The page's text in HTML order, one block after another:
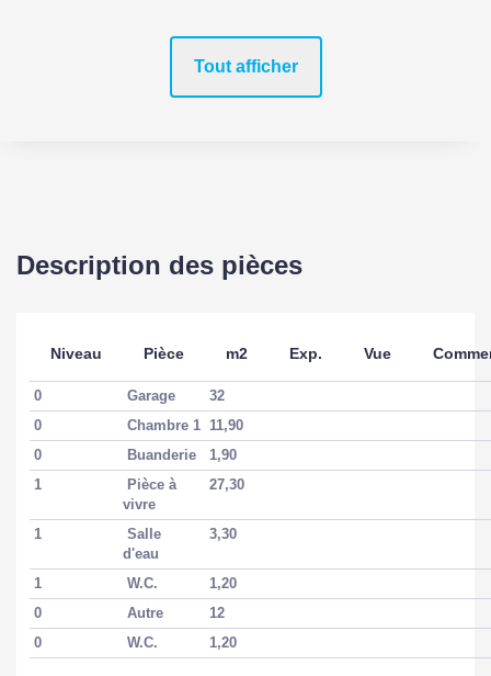
Tout afficher
Description des pièces
Niveau Pièce m2 Exp. Vue
0 Garage
32
0
Chambre 1 11,90
0
Buanderie
1,90
1
Pièce à
vivre
27,30
1
Salle
d'eau
3,30
1 W.C.
1,20
0
Autre
12
0
W.C. 1,20